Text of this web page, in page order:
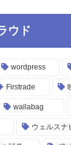
ウド
wordpress
Firstrade
wallabag
ウェルスナ